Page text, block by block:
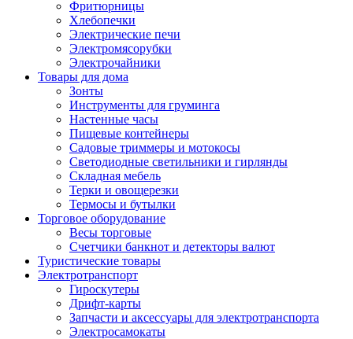
Фритюрницы
Хлебопечки
Электрические печи
Электромясорубки
Электрочайники
Товары для дома
Зонты
Инструменты для груминга
Настенные часы
Пищевые контейнеры
Садовые триммеры и мотокосы
Светодиодные светильники и гирлянды
Складная мебель
Терки и овощерезки
Термосы и бутылки
Торговое оборудование
Весы торговые
Счетчики банкнот и детекторы валют
Туристические товары
Электротранспорт
Гироскутеры
Дрифт-карты
Запчасти и аксессуары для электротранспорта
Электросамокаты